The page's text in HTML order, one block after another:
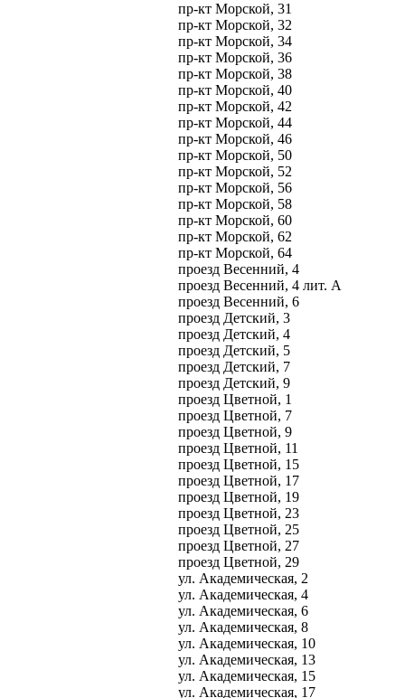
пр-кт Морской, 31
пр-кт Морской, 32
пр-кт Морской, 34
пр-кт Морской, 36
пр-кт Морской, 38
пр-кт Морской, 40
пр-кт Морской, 42
пр-кт Морской, 44
пр-кт Морской, 46
пр-кт Морской, 50
пр-кт Морской, 52
пр-кт Морской, 56
пр-кт Морской, 58
пр-кт Морской, 60
пр-кт Морской, 62
пр-кт Морской, 64
проезд Весенний, 4
проезд Весенний, 4 лит. А
проезд Весенний, 6
проезд Детский, 3
проезд Детский, 4
проезд Детский, 5
проезд Детский, 7
проезд Детский, 9
проезд Цветной, 1
проезд Цветной, 7
проезд Цветной, 9
проезд Цветной, 11
проезд Цветной, 15
проезд Цветной, 17
проезд Цветной, 19
проезд Цветной, 23
проезд Цветной, 25
проезд Цветной, 27
проезд Цветной, 29
ул. Академическая, 2
ул. Академическая, 4
ул. Академическая, 6
ул. Академическая, 8
ул. Академическая, 10
ул. Академическая, 13
ул. Академическая, 15
ул. Академическая, 17